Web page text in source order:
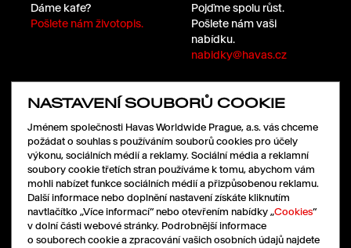
Dáme kafe?
Pošlete nám životopis.
Pojďme spolu růst.
Pošlete nám vaši
nabídku.
nabidky@havas.cz
SLEDUJTE NÁS
LinkedIn
Facebook
Instagram
X
NASTAVENÍ SOUBORŮ COOKIE
Jménem společnosti Havas Worldwide Prague, a.s. vás chceme
požádat o souhlas s používáním souborů cookies pro účely
výkonu, sociálních médií a reklamy. Sociální média a reklamní
soubory cookie třetích stran používáme k tomu, abychom vám
mohli nabízet funkce sociálních médií a přizpůsobenou reklamu.
Další informace nebo doplnění nastavení získáte kliknutím
navtlačítko „Více informací“ nebo otevřením nabídky „Cookies“
v dolní části webové stránky. Podrobnější informace
o souborech cookie a zpracování vašich osobních údajů najdete